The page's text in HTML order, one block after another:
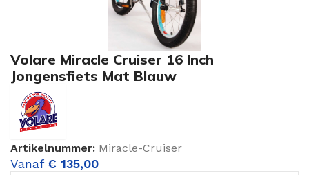
Volare Miracle Cruiser 16 Inch
Jongensfiets Mat Blauw
Artikelnummer: Miracle-Cruiser
Vanaf € 135,00